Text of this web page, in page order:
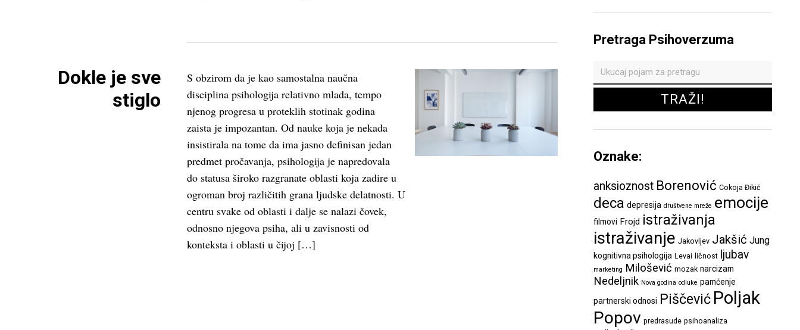
Dokle je sve
stiglo
S obzirom da je kao samostalna naučna
disciplina psihologija relativno mlada, tempo
njenog progresa u proteklih stotinak godina
zaista je impozantan. Od nauke koja je nekada
insistirala na tome da ima jasno definisan jedan
predmet pročavanja, psihologija je napredovala
do statusa široko razgranate oblasti koja zadire u
ogroman broj različitih grana ljudske delatnosti. U
centru svake od oblasti i dalje se nalazi čovek,
odnosno njegova psiha, ali u zavisnosti od
konteksta i oblasti u čijoj […]
Pretraga Psihoverzuma
Oznake:
anksioznost Borenović Cokoja Đikić
deca depresija društvene mreže emocije
filmovi Frojd istraživanja
istraživanje Jakovljev Jakšić Jung
kognitivna psihologija Levai ličnost ljubav
marketing Milošević mozak narcizam
Nedeljnik Nova godina odluke pamćenje
partnerski odnosi Piščević Poljak
Popov predrasude psihoanaliza